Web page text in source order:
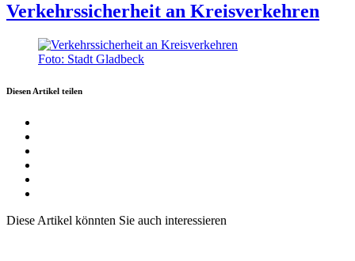
Verkehrssicherheit an Kreisverkehren
Foto: Stadt Gladbeck
Diesen Artikel teilen
Diese Artikel könnten Sie auch interessieren